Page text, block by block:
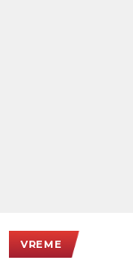
VREME